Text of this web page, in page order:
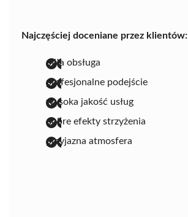
Najczęściej doceniane przez klientów:
miła obsługa
profesjonalne podejście
wysoka jakość usług
dobre efekty strzyżenia
przyjazna atmosfera